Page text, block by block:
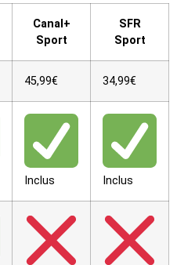
Canal+
Sport
SFR
Sport
45,99€ 34,99€
Inclus Inclus